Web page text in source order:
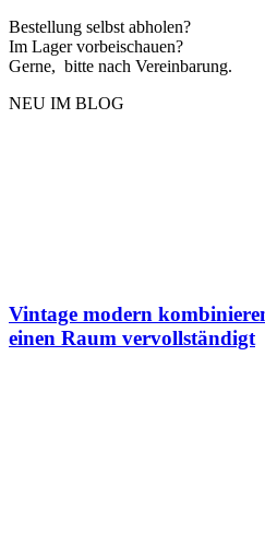
Bestellung selbst abholen?
Im Lager vorbeischauen?
Gerne, bitte nach Vereinbarung.
NEU IM BLOG
Vintage modern
einen Raum vervollständigt